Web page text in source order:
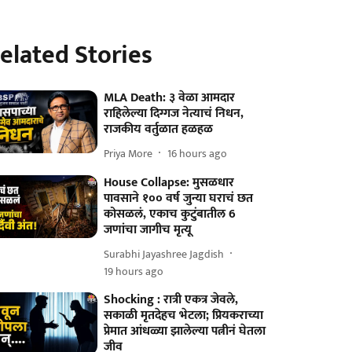
Stories
MLA Death: ३ वेळा आमदार
राहिलेल्या दिग्गज नेत्याचं निधन,
राजकीय वर्तुळात हळहळ
Priya More 16 hours ago
House Collapse: मुसळधार
पावसाने १०० वर्ष जुन्या घराचं छत
कोसळलं, एकाच कुटुंबातील 6
जणांचा जागीच मृत्यू
Surabhi Jayashree Jagdish
19 hours ago
Shocking : रात्री एकत्र जेवले,
सकाळी मृतदेहच भेटला; प्रियकराच्या
प्रेमात आंधळ्या झालेल्या पत्नीनं घेतला
जीव